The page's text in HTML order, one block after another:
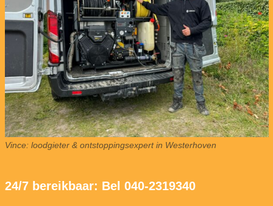
Vince: loodgieter & ontstoppingsexpert in Westerhoven
24/7 bereikbaar: Bel 040-2319340